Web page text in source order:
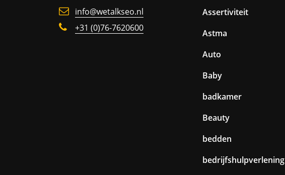
info@wetalkseo.nl
+31 (0)76-7620600
Assertiviteit
Astma
Auto
Baby
badkamer
Beauty
bedden
bedrijfshulpverlening